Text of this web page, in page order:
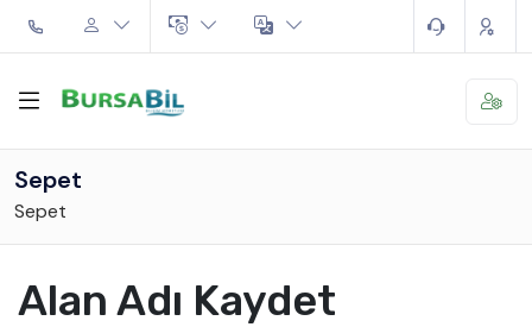
Sepet
Sepet
Alan Adı Kaydet